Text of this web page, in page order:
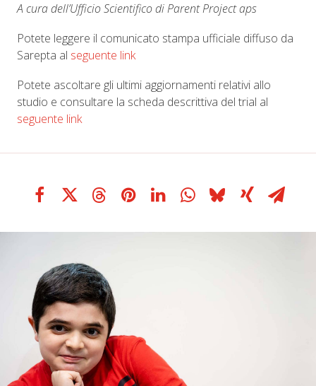
A cura dell’Ufficio Scientifico di Parent Project aps
Potete leggere il comunicato stampa ufficiale diffuso da
Sarepta al seguente link
Potete ascoltare gli ultimi aggiornamenti relativi allo
studio e consultare la scheda descrittiva del trial al
seguente link